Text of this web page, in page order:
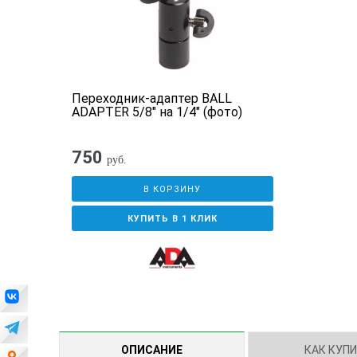
Переходник-адаптер BALL
ADAPTER 5/8" на 1/4" (фото)
750 руб.
В КОРЗИНУ
КУПИТЬ В 1 КЛИК
ОПИСАНИЕ КАК